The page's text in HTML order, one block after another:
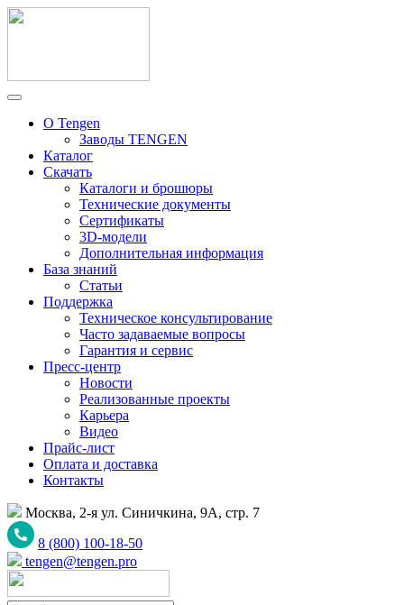
О Tengen
Заводы TENGEN
Каталог
Скачать
Каталоги и брошюры
Технические документы
Сертификаты
3D-модели
Дополнительная информация
База знаний
Статьи
Поддержка
Техническое консультирование
Часто задаваемые вопросы
Гарантия и сервис
Пресс-центр
Новости
Реализованные проекты
Карьера
Видео
Прайс-лист
Оплата и доставка
Контакты
Москва, 2-я ул. Синичкина, 9А, стр. 7
8 (800) 100-18-50
tengen@tengen.pro